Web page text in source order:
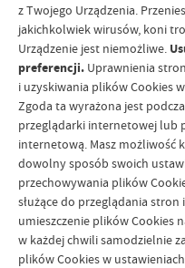
z Twojego Urządzenia.
jakichkolwiek wirusów, koni
Urządzenie jest niemożliwe.
preferencji. Uprawnienia
i uzyskiwania plików Cookies
Zgoda ta wyrażona jest
przeglądarki internetowej lub
internetową. Masz możliwość
dowolny sposób swoich
przechowywania plików
służące do przeglądania
umieszczenie plików Cookies
w każdej chwili samodzielnie
plików Cookies w